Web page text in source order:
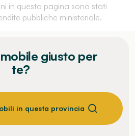
in questa pagina sono stati
pubbliche ministeriale.
giusto per
te?
in questa provincia